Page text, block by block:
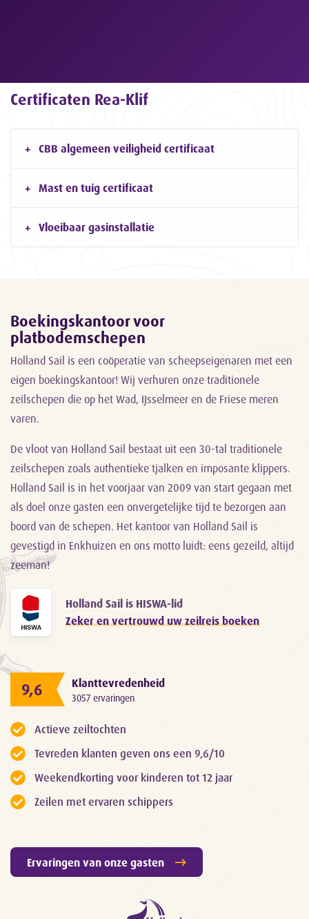
Certificaten Rea-Klif
CBB algemeen veiligheid certificaat
Mast en tuig certificaat
Vloeibaar gasinstallatie
Boekingskantoor voor
platbodemschepen
Holland Sail is een coöperatie van scheepseigenaren met een
eigen boekingskantoor! Wij verhuren onze traditionele
zeilschepen die op het Wad, IJsselmeer en de Friese meren
varen.
De vloot van Holland Sail bestaat uit een 30-tal traditionele
zeilschepen zoals authentieke tjalken en imposante klippers.
Holland Sail is in het voorjaar van 2009 van start gegaan met
als doel onze gasten een onvergetelijke tijd te bezorgen aan
boord van de schepen. Het kantoor van Holland Sail is
gevestigd in Enkhuizen en ons motto luidt: eens gezeild, altijd
zeeman!
Holland Sail is HISWA-lid
Zeker en vertrouwd uw zeilreis boeken
9,6 Klanttevredenheid
3057 ervaringen
Actieve zeiltochten
Tevreden klanten geven ons een 9,6/10
Weekendkorting voor kinderen tot 12 jaar
Zeilen met ervaren schippers
Ervaringen van onze gasten